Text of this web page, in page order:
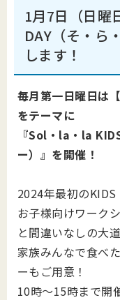
1月7日（日
DAY（そ・ら
します！
毎月第一日曜日は
をテーマに
『Sol・la・la
ー）』を開催！
2024年最初のKIDS
お子様向けワーク
と間違いなしの大
家族みんなで食べ
ーもご用意！
10時～15時まで開